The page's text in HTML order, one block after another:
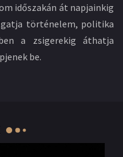
időszakán át napjainkig
történelem, politika
a zsigerekig áthatja
be.